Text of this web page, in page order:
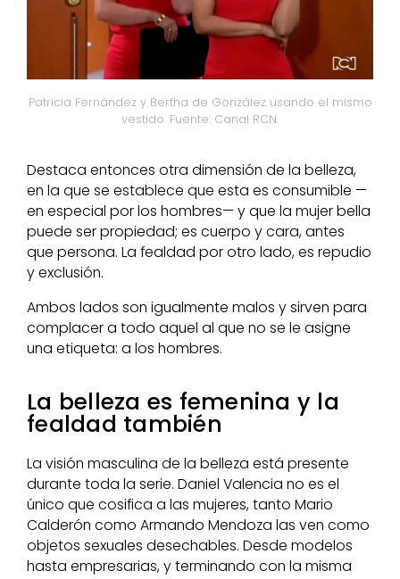
Patricia Fernández y Bertha de González usando el mismo
vestido. Fuente: Canal RCN.
Destaca entonces otra dimensión de la belleza,
en la que se establece que esta es consumible —
en especial por los hombres— y que la mujer bella
puede ser propiedad; es cuerpo y cara, antes
que persona. La fealdad por otro lado, es repudio
y exclusión.
Ambos lados son igualmente malos y sirven para
complacer a todo aquel al que no se le asigne
una etiqueta: a los hombres.
La belleza es femenina y la
fealdad también
La visión masculina de la belleza está presente
durante toda la serie. Daniel Valencia no es el
único que cosifica a las mujeres, tanto Mario
Calderón como Armando Mendoza las ven como
objetos sexuales desechables. Desde modelos
hasta empresarias, y terminando con la misma